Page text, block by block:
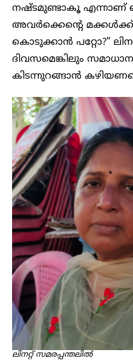
നഷ്ടമുണ്ടാകൂ എന്നാണ്
അവർക്കെന്റെ
കൊടുക്കാൻ പറ്റോ?”
ദിവസമെങ്കിലും
കിടന്നുറങ്ങാൻ
ലിനറ്റ് സമരപ്പന്തലിൽ